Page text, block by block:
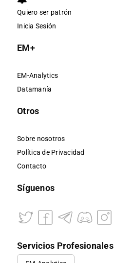
Quiero ser patrón
Inicia Sesión
EM+
EM-Analytics
Datamanía
Otros
Sobre nosotros
Política de Privacidad
Contacto
Síguenos
Servicios Profesionales